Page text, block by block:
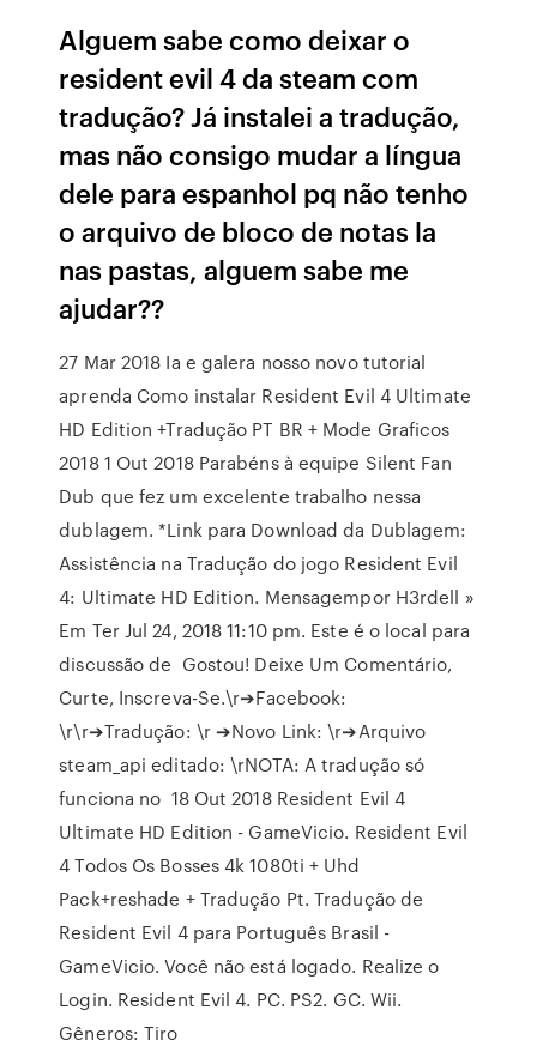
Alguem sabe como deixar o
resident evil 4 da steam com
tradução? Já instalei a tradução,
mas não consigo mudar a língua
dele para espanhol pq não tenho
o arquivo de bloco de notas la
nas pastas, alguem sabe me
ajudar??
27 Mar 2018 Ia e galera nosso novo tutorial
aprenda Como instalar Resident Evil 4 Ultimate
HD Edition +Tradução PT BR + Mode Graficos
2018 1 Out 2018 Parabéns à equipe Silent Fan
Dub que fez um excelente trabalho nessa
dublagem. *Link para Download da Dublagem:
Assistência na Tradução do jogo Resident Evil
4: Ultimate HD Edition. Mensagempor H3rdell »
Em Ter Jul 24, 2018 11:10 pm. Este é o local para
discussão de Gostou! Deixe Um Comentário,
Curte, Inscreva-Se.\r➔Facebook:
\r\r➔Tradução: \r ➔Novo Link: \r➔Arquivo
steam_api editado: \rNOTA: A tradução só
funciona no 18 Out 2018 Resident Evil 4
Ultimate HD Edition - GameVicio. Resident Evil
4 Todos Os Bosses 4k 1080ti + Uhd
Pack+reshade + Tradução Pt. Tradução de
Resident Evil 4 para Português Brasil -
GameVicio. Você não está logado. Realize o
Login. Resident Evil 4. PC. PS2. GC. Wii.
Gêneros: Tiro